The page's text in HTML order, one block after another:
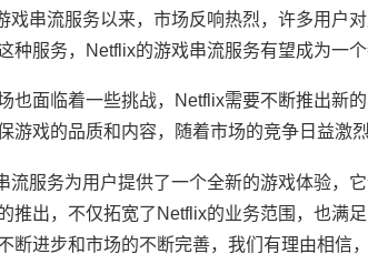
戏串流服务以来，市场反响热烈，许多用户
种服务，Netflix的游戏串流服务有望成为一个
也面临着一些挑战，Netflix需要不断推出新
游戏的品质和内容，随着市场的竞争日益激
流服务为用户提供了一个全新的游戏体验，
推出，不仅拓宽了Netflix的业务范围，也满
断进步和市场的不断完善，我们有理由相信